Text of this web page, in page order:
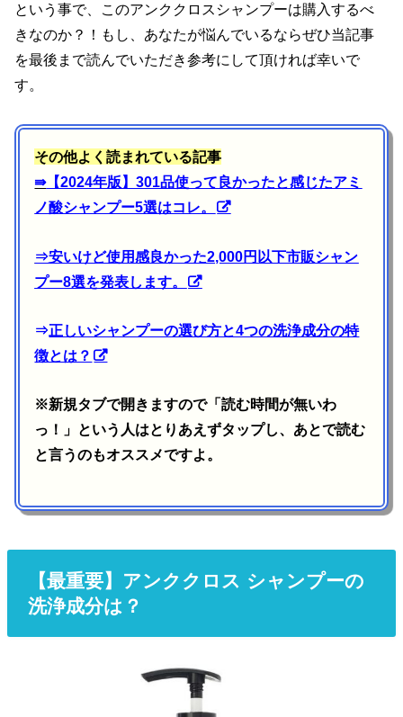
という事で、このアンククロスシャンプーは購入するべ
きなのか？！もし、あなたが悩んでいるならぜひ当記事
を最後まで読んでいただき参考にして頂ければ幸いで
す。
その他よく読まれている記事
⇛【2024年版】301品使って良かったと感じたアミ
ノ酸シャンプー5選はコレ。
⇒安いけど使用感良かった2,000円以下市販シャン
プー8選を発表します。
⇒正しいシャンプーの選び方と4つの洗浄成分の特
徴とは？
※新規タブで開きますので「読む時間が無いわ
っ！」という人はとりあえずタップし、あとで読む
と言うのもオススメですよ。
【最重要】アンククロス シャンプーの
洗浄成分は？